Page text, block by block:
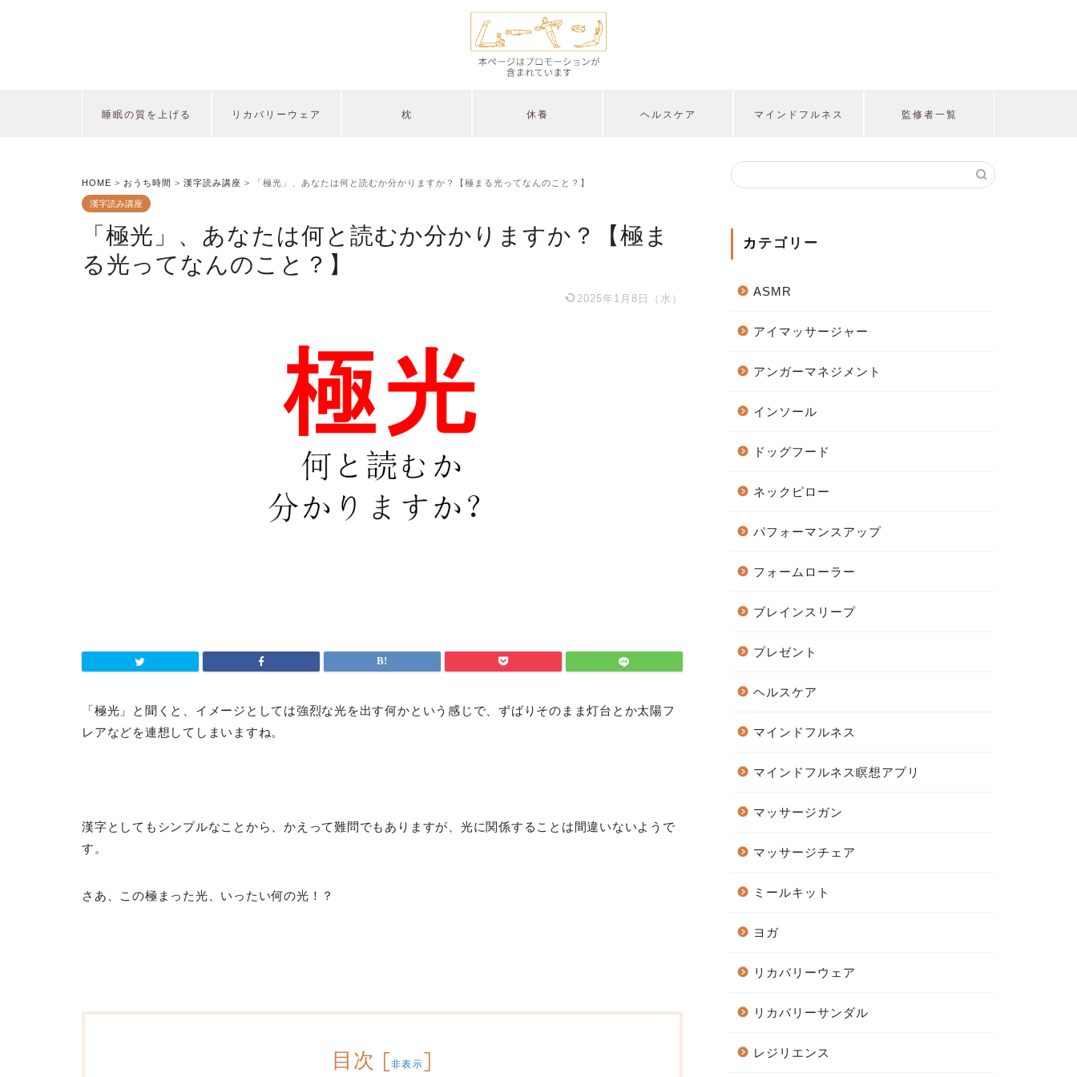
睡眠の質を上げる リカバリーウェア 枕 休養 ヘルスケア マインドフルネス 監修者一覧
HOME > おうち時間 > 漢字読み講座 > 「極光」、あなたは何と読むか分かりますか？【極まる光ってなんのこと？】
漢字読み講座
「極光」、あなたは何と読むか分かりますか？【極ま
る光ってなんのこと？】
2025年1月8日（水）
「極光」と聞くと、イメージとしては強烈な光を出す何かという感じで、ずばりそのまま灯台とか太陽フ
レアなどを連想してしまいますね。
漢字としてもシンプルなことから、かえって難問でもありますが、光に関係することは間違いないようで
す。
さあ、この極まった光、いったい何の光！？
目次 [非表示]
カテゴリー
ASMR
アイマッサージャー
アンガーマネジメント
インソール
ドッグフード
ネックピロー
パフォーマンスアップ
フォームローラー
ブレインスリープ
プレゼント
ヘルスケア
マインドフルネス
マインドフルネス瞑想アプリ
マッサージガン
マッサージチェア
ミールキット
ヨガ
リカバリーウェア
リカバリーサンダル
レジリエンス